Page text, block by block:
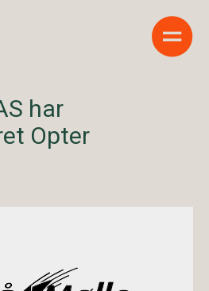
Show
har
Opter